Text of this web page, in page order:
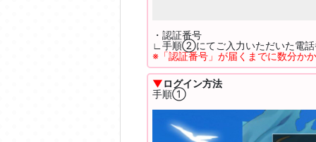
・認証番号
∟手順②にてご入力いただいた電話
※「認証番号」が届くまでに数分か
▼ログイン方法
手順①